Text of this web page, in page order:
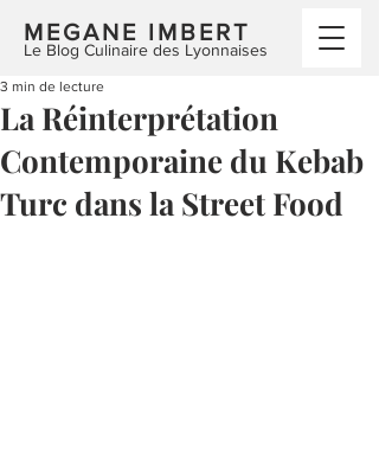
MEGANE IMBERT
Le Blog Culinaire des Lyonnaises
La Réinterprétation
Contemporaine du Kebab
Turc dans la Street Food
3 min de lecture